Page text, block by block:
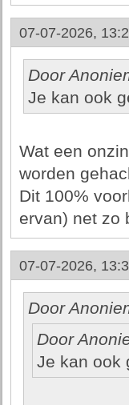
07-07-2026,
Door
Je kan ook
Wat een
worden
Dit 100%
ervan) net zo
07-07-2026,
Door
Door
Je kan ook